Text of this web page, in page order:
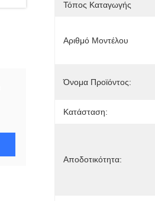
Τόπος Καταγωγής
Αριθμό Μοντέλου
Όνομα Προϊόντος:
Κατάσταση:
Αποδοτικότητα: